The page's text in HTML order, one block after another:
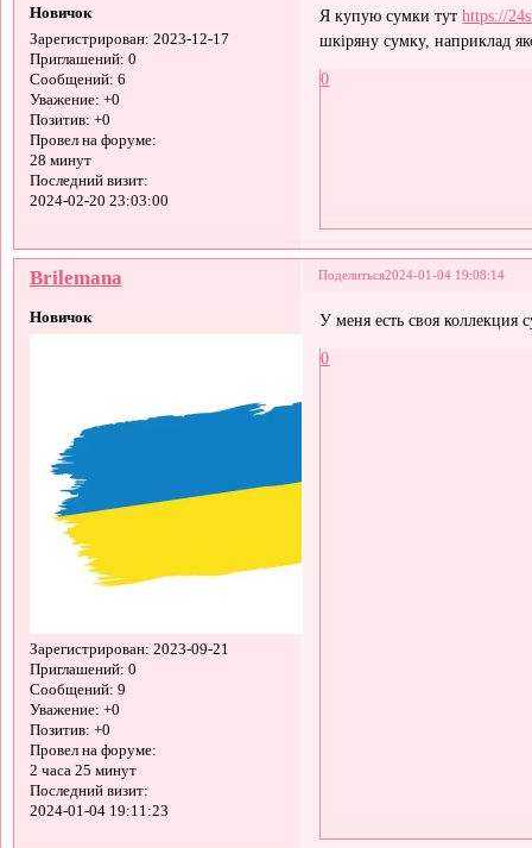
Новичок
Зарегистрирован: 2023-12-17
Приглашений: 0
Сообщений: 6
Уважение: +0
Позитив: +0
Провел на форуме:
28 минут
Последний визит:
2024-02-20 23:03:00
Я купую сумки тутhttps://
шкіряну сумку, наприклад
0
Поделиться2024-01-04 19:08:14
Brilemana
Новичок
Зарегистрирован: 2023-09-21
Приглашений: 0
Сообщений: 9
Уважение: +0
Позитив: +0
Провел на форуме:
2 часа 25 минут
Последний визит:
2024-01-04 19:11:23
У меня есть своя
0